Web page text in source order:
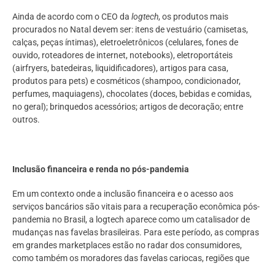
Ainda de acordo com o CEO da logtech, os produtos mais
procurados no Natal devem ser: itens de vestuário (camisetas,
calças, peças íntimas), eletroeletrônicos (celulares, fones de
ouvido, roteadores de internet, notebooks), eletroportáteis
(airfryers, batedeiras, liquidificadores), artigos para casa,
produtos para pets) e cosméticos (shampoo, condicionador,
perfumes, maquiagens), chocolates (doces, bebidas e comidas,
no geral); brinquedos acessórios; artigos de decoração; entre
outros.
Inclusão financeira e renda no pós-pandemia
Em um contexto onde a inclusão financeira e o acesso aos
serviços bancários são vitais para a recuperação econômica pós-
pandemia no Brasil, a logtech aparece como um catalisador de
mudanças nas favelas brasileiras. Para este período, as compras
em grandes marketplaces estão no radar dos consumidores,
como também os moradores das favelas cariocas, regiões que